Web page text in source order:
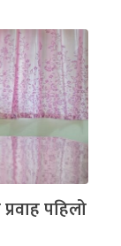
पहिलो